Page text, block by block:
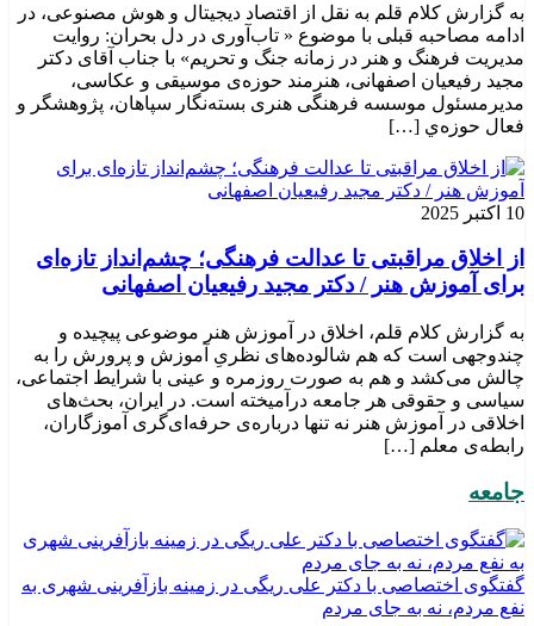
به گزارش کلام قلم به نقل از اقتصاد دیجیتال و هوش مصنوعی، در
ادامه مصاحبه قبلی با موضوع « تاب‌آوری در دل بحران: روایت
مدیریت فرهنگ و هنر در زمانه جنگ و تحریم» با جناب آقای دکتر
مجید رفیعیان اصفهانی، هنرمند حوزه‌ی موسیقی و عکاسی،
مدیرمسئول موسسه فرهنگی هنری بسته‌نگار سپاهان، پژوهشگر و
فعال حوزه‌ي‌ […]
10 اکتبر 2025
از اخلاق مراقبتی تا عدالت فرهنگی؛ چشم‌انداز تازه‌ای
برای آموزش هنر / دکتر مجید رفیعیان اصفهانی
به گزارش کلام قلم، اخلاق در آموزش هنر موضوعی پیچیده و
چندوجهی است که هم شالوده‌های نظریِ آموزش و پرورش را به
چالش می‌کشد و هم به صورت روزمره و عینی با شرایط اجتماعی،
سیاسی و حقوقی هر جامعه درآمیخته است‌. در ایران، بحث‌های
اخلاقی در آموزش هنر نه تنها درباره‌ی حرفه‌ای‌گری آموزگاران،
رابطه‌ی معلم […]
جامعه
گفتگوی اختصاصی با دکتر علی ریگی در زمینه بازآفرینی شهری به
نفع مردم، نه به جای مردم